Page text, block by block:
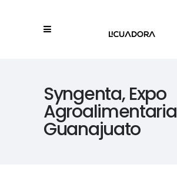
Syngenta, Expo
Agroalimentaria
Guanajuato